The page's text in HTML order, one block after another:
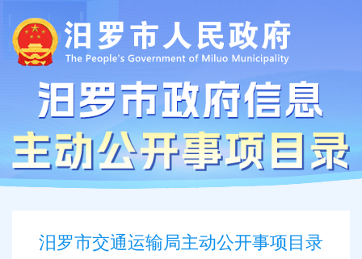
汨罗市交通运输局主动公开事项目录